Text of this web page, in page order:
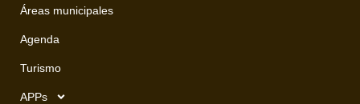
Áreas municipales
Agenda
Turismo
APPs